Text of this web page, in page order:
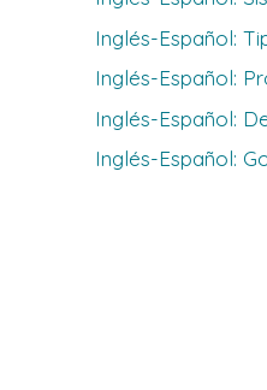
Inglés-Español:
Inglés-Español:
Inglés-Español:
Inglés-Español: